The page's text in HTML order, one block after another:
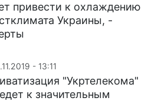
привести к охлаждению
Украины, -
- 13:11
"Укртелекома"
к значительным